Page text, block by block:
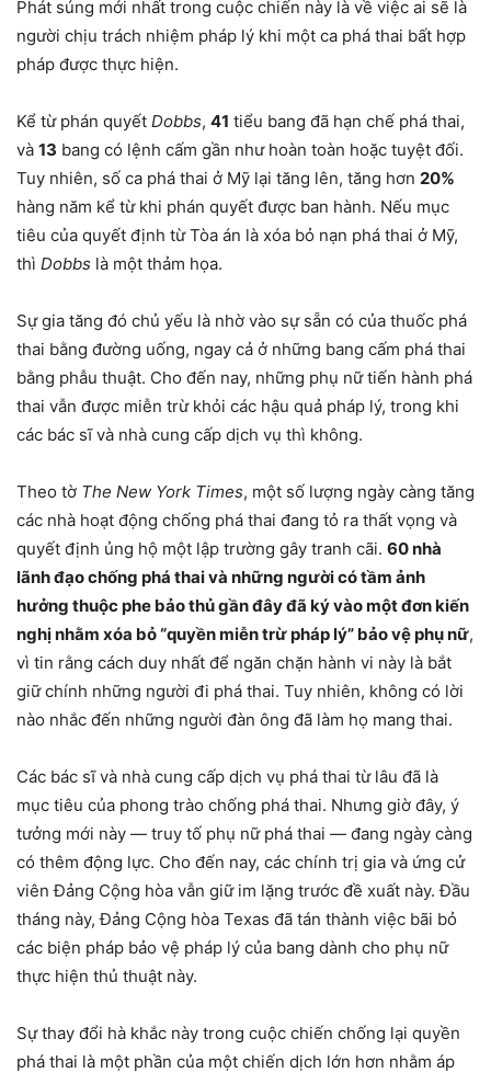
Phát súng mới nhất trong cuộc chiến này là về việc ai sẽ là
người chịu trách nhiệm pháp lý khi một ca phá thai bất hợp
pháp được thực hiện.
Kể từ phán quyết Dobbs, 41 tiểu bang đã hạn chế phá thai,
và 13 bang có lệnh cấm gần như hoàn toàn hoặc tuyệt đối.
Tuy nhiên, số ca phá thai ở Mỹ lại tăng lên, tăng hơn 20%
hàng năm kể từ khi phán quyết được ban hành. Nếu mục
tiêu của quyết định từ Tòa án là xóa bỏ nạn phá thai ở Mỹ,
thì Dobbs là một thảm họa.
Sự gia tăng đó chủ yếu là nhờ vào sự sẵn có của thuốc phá
thai bằng đường uống, ngay cả ở những bang cấm phá thai
bằng phẫu thuật. Cho đến nay, những phụ nữ tiến hành phá
thai vẫn được miễn trừ khỏi các hậu quả pháp lý, trong khi
các bác sĩ và nhà cung cấp dịch vụ thì không.
Theo tờ The New York Times, một số lượng ngày càng tăng
các nhà hoạt động chống phá thai đang tỏ ra thất vọng và
quyết định ủng hộ một lập trường gây tranh cãi. 60 nhà
lãnh đạo chống phá thai và những người có tầm ảnh
hưởng thuộc phe bảo thủ gần đây đã ký vào một đơn kiến
nghị nhằm xóa bỏ “quyền miễn trừ pháp lý” bảo vệ phụ nữ,
vì tin rằng cách duy nhất để ngăn chặn hành vi này là bắt
giữ chính những người đi phá thai. Tuy nhiên, không có lời
nào nhắc đến những người đàn ông đã làm họ mang thai.
Các bác sĩ và nhà cung cấp dịch vụ phá thai từ lâu đã là
mục tiêu của phong trào chống phá thai. Nhưng giờ đây, ý
tưởng mới này — truy tố phụ nữ phá thai — đang ngày càng
có thêm động lực. Cho đến nay, các chính trị gia và ứng cử
viên Đảng Cộng hòa vẫn giữ im lặng trước đề xuất này. Đầu
tháng này, Đảng Cộng hòa Texas đã tán thành việc bãi bỏ
các biện pháp bảo vệ pháp lý của bang dành cho phụ nữ
thực hiện thủ thuật này.
Sự thay đổi hà khắc này trong cuộc chiến chống lại quyền
phá thai là một phần của một chiến dịch lớn hơn nhằm áp